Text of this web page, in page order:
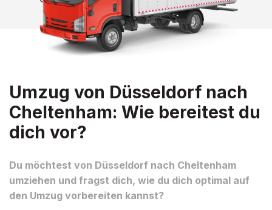
Umzug von Düsseldorf nach
Cheltenham: Wie bereitest du
dich vor?
Du möchtest von Düsseldorf nach Cheltenham
umziehen und fragst dich, wie du dich optimal auf
den Umzug vorbereiten kannst?